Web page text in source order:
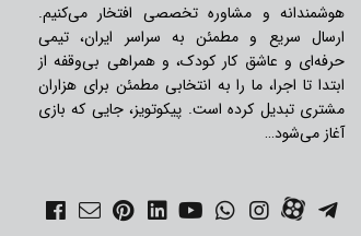
هوشمندانه و مشاوره تخصصی افتخار می‌کنیم.
ارسال سریع و مطمئن به سراسر ایران، تیمی
حرفه‌ای و عاشق کار کودک، و همراهی بی‌وقفه از
ابتدا تا اجرا، ما را به انتخابی مطمئن برای هزاران
مشتری تبدیل کرده است. پیکوتویز، جایی که بازی
آغاز می‌شود…